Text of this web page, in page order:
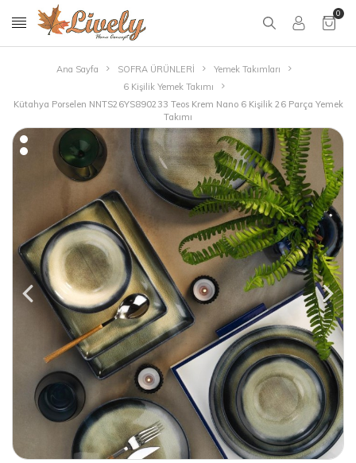
0
Ana Sayfa SOFRA ÜRÜNLERİ
Yemek Takımları
6 Kişilik Yemek Takımı
Kütahya Porselen NNTS26YS890233 Teos Krem Nano 6 Kişilik 26 Parça Yemek
Takımı